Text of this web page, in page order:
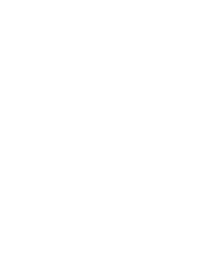
bieten vielfältige